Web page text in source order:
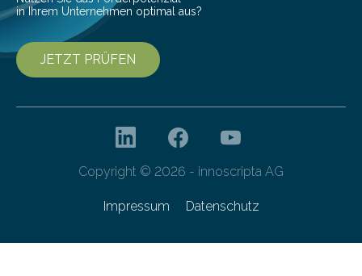
in Ihrem Unternehmen optimal aus?
JETZT PRÜFEN
Copyright © 2026 - innoscripta AG
Impressum Datenschutz